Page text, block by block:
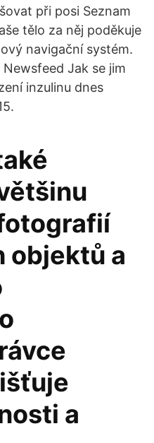
při posi Seznam
tělo za něj poděkuje
navigační systém.
Jak se jim
inzulinu dnes
objektů a
a